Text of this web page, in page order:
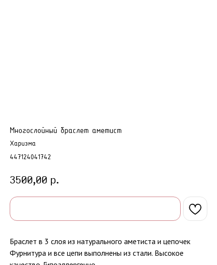
Многослойный браслет аметист
Харизма
447124041742
3500,00 р.
Браслет в 3 слоя из натурального аметиста и цепочек
Фурнитура и все цепи выполнены из стали. Высокое